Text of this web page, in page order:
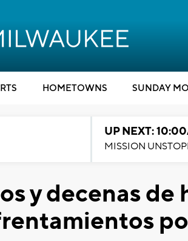
HOMETOWNS SUNDAY
UP NEXT:
MISSION
y decenas de